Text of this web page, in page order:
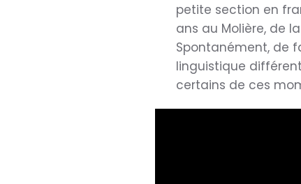
petite section en
ans au Molière, de
Spontanément, de
linguistique
certains de ces